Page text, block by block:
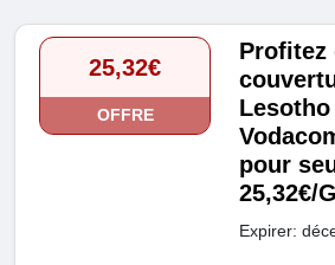
25,32€
OFFRE
Profitez
pour
25,32€/
Expirer: